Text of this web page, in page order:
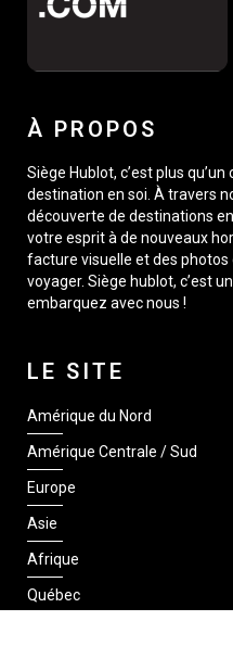
À PROPOS
Siège Hublot, c’est plus
destination en soi. À travers
découverte de destinations
votre esprit à de nouveaux
facture visuelle et des
voyager. Siège hublot, c’est
embarquez avec nous !
LE SITE
Amérique du Nord
Amérique Centrale / Sud
Europe
Asie
Afrique
Québec